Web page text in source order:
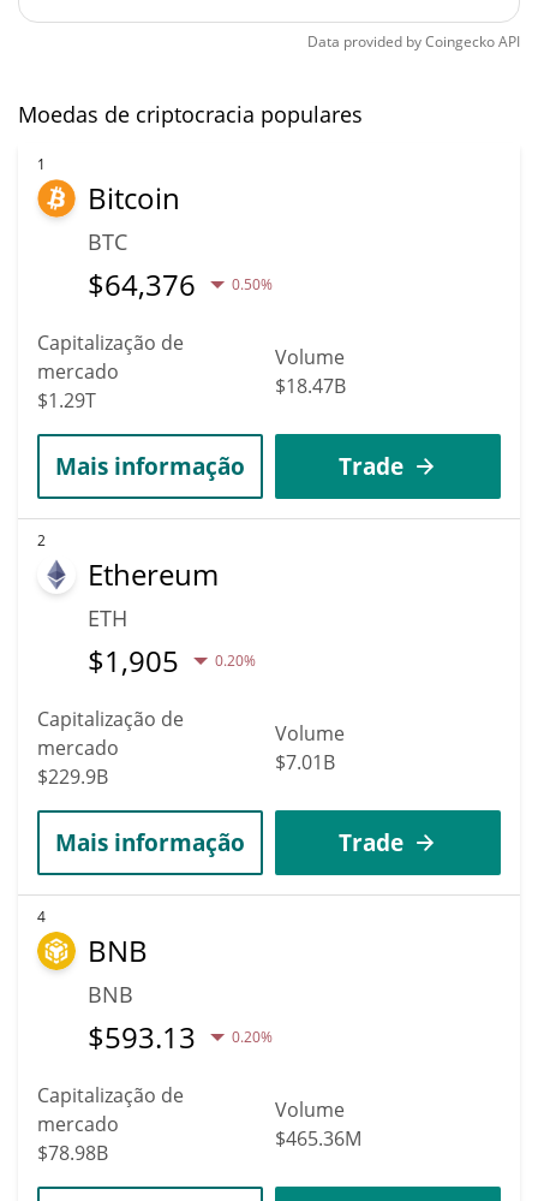
Data provided byCoingeckoAPI
Moedas de criptocracia populares
1
Bitcoin
BTC
$64,376 0.50%
Capitalização de
mercado
$1.29T
Volume
$18.47B
Mais informação Trade
2
Ethereum
ETH
$1,905 0.20%
Capitalização de
mercado
$229.9B
Volume
$7.01B
Mais informação Trade
4
BNB
BNB
$593.13 0.20%
Capitalização de
mercado
$78.98B
Volume
$465.36M